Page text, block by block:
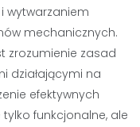
wytwarzaniem
mechanicznych.
zrozumienie zasad
działającymi na
efektywnych
funkcjonalne, ale